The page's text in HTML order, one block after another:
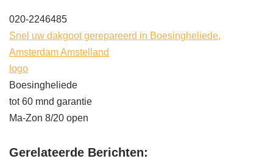
020-2246485
Snel uw dakgoot gerepareerd in Boesingheliede,
Amsterdam Amstelland
logo
Boesingheliede
tot 60 mnd garantie
Ma-Zon 8/20 open
Gerelateerde Berichten: